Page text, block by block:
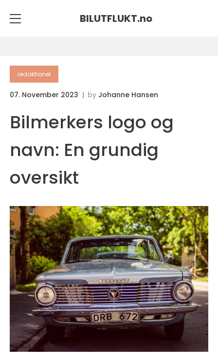
BILUTFLUKT.no
redaktionel
07. November 2023 by Johanne Hansen
Bilmerkers logo og
navn: En grundig
oversikt